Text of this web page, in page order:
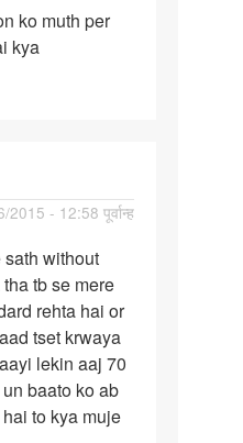
ko muth per
kya
- 12:58 पूर्वान्ह
without
tb se mere
rehta hai or
tset krwaya
lekin aaj 70
baato ko ab
to kya muje